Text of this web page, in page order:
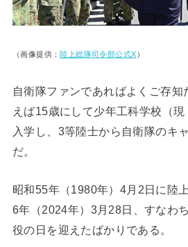
（画像提供：陸上総隊司令部公式X ）
自衛隊ファンであればよくご存
えば15歳にして少年工科学校（
入学し、3等陸士から自衛隊のキ
だ。
昭和55年（1980年）4月2日に陸
6年（2024年）3月28日、すなわ
役の日を迎えたばかりである。